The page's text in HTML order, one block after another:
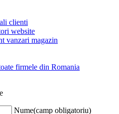
clienti
website
vanzari magazin
firmele din Romania
Nume(camp obligatoriu)